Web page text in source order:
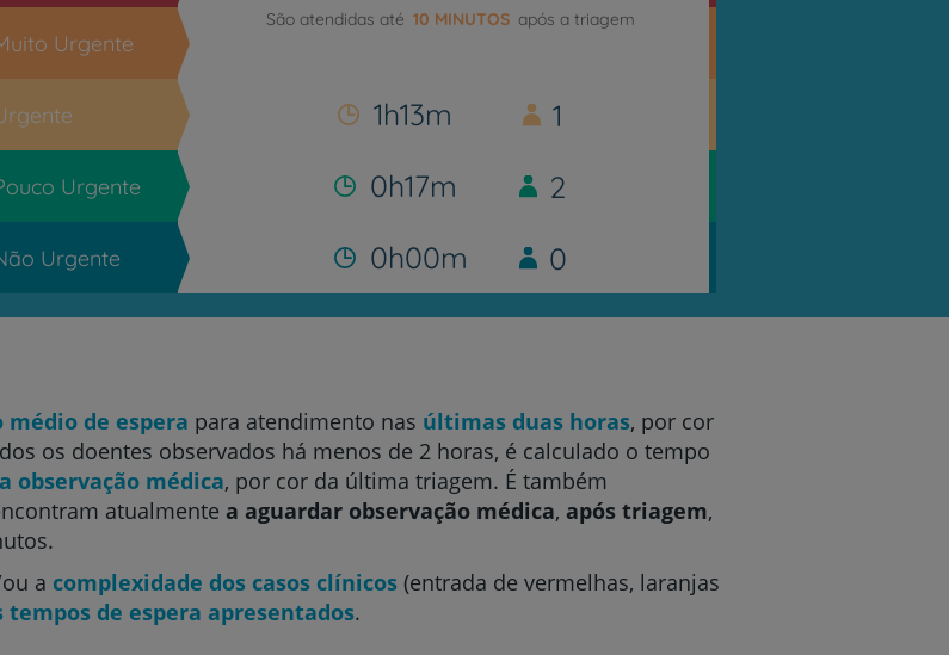
Urgente
São atendidas até 10 MINUTOS após a triagem
1h13m 1
Urgente 0h17m 2
Urgente 0h00m 0
médio de espera para atendimento nas últimas duas horas, por cor
os doentes observados há menos de 2 horas, é calculado o tempo
observação médica, por cor da última triagem. É também
atualmente a aguardar observação médica, após triagem,
a complexidade dos casos clínicos (entrada de vermelhas, laranjas
de espera apresentados.